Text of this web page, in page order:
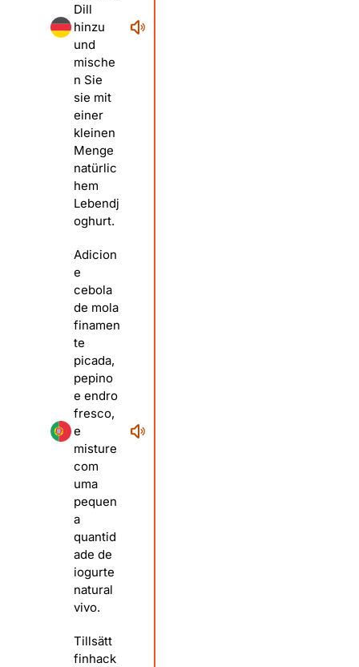
Dill
hinzu
und
mische
n Sie
sie mit
einer
kleinen
Menge
natürlic
hem
Lebendj
oghurt.
Adicion
e
cebola
de mola
finamen
te
picada,
pepino
e endro
fresco,
e
misture
com
uma
pequen
a
quantid
ade de
iogurte
natural
vivo.
Tillsätt
finhack